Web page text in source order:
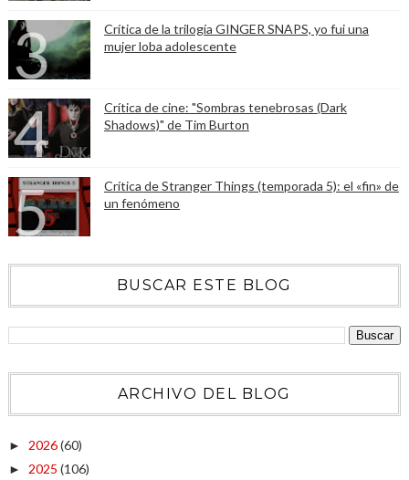
Crítica de la trilogía GINGER SNAPS, yo fui una
mujer loba adolescente
Crítica de cine: "Sombras tenebrosas (Dark
Shadows)" de Tim Burton
Crítica de Stranger Things (temporada 5): el «fin» de
un fenómeno
BUSCAR ESTE BLOG
ARCHIVO DEL BLOG
► 2026(60)
► 2025 (106)